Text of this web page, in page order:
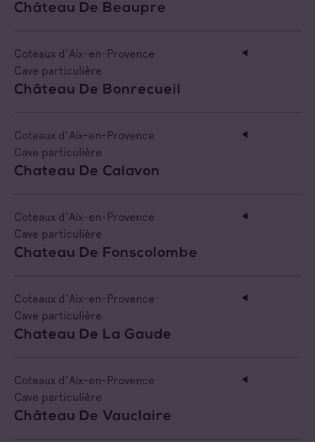
Château De Beaupre
Coteaux d'Aix-en-Provence
Cave particulière
Château De Bonrecueil
Coteaux d'Aix-en-Provence
Cave particulière
Chateau De Calavon
Coteaux d'Aix-en-Provence
Cave particulière
Chateau De Fonscolombe
Coteaux d'Aix-en-Provence
Cave particulière
Chateau De La Gaude
Coteaux d'Aix-en-Provence
Cave particulière
Château De Vauclaire